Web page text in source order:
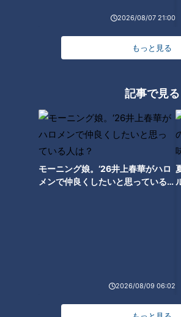
2026/08/07 21:00
もっと見る
記事で見る
モーニング娘。‘26井上春華がハロ
メンで仲良くしたいと思っている人
2026/08/09 06:02
【北海道】軽トラでジェットコ
ースター路へ！【道との遭遇】
【夏の北
ラビアア
走ってみ